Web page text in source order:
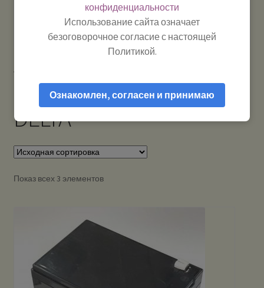
Полезная информация
Мой аккаунт
Работаем:Пн-Пт:
10:00–18:00
-
Тел.|WA|Telegram:
+79029904090
DELTA
Показ всех 3 элементов
конфиденциальности
Использование сайта означает
безоговорочное согласие с настоящей
Политикой.
Ознакомлен, согласен и принимаю